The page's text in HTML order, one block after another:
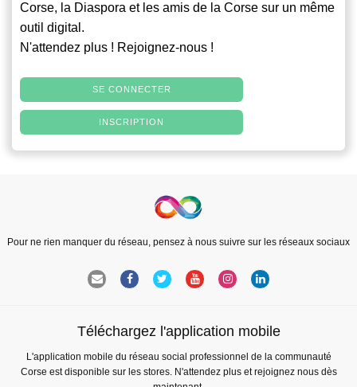
Corse, la Diaspora et les amis de la Corse sur un même
outil digital.
N'attendez plus ! Rejoignez-nous !
SE CONNECTER
INSCRIPTION
Pour ne rien manquer du réseau, pensez à nous suivre sur les réseaux sociaux
Téléchargez l'application mobile
L'application mobile du réseau social professionnel de la communauté
Corse est disponible sur les stores. N'attendez plus et rejoignez nous dès